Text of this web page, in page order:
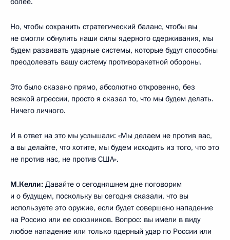
М.Келли:
двигателем действительно в корне меняло бы ситуацию
и было бы мощным фактором.
Вы сказали о том, что некоторые испытания прошли
не совсем, над ними ещё надо работать. Если позволите, я
поставлю вопрос таким образом: есть ли на данный момент
у России рабочий и работающий вариант МБР с ядерным
В.Путин:Послушайте, я не говорил, что испытания какой-
то из этих систем прошли неудачно. Они все прошли удачно.
стадиях готовности. Одна из них уже находится на боевом
дежурстве, в войсках находится. Вторая – тоже.
По некоторым системам идёт работа по плану. У нас нет
сомнения, что они будут на вооружении, так же как не было
сомнения в 2004 году, что мы сделаем ракету с так